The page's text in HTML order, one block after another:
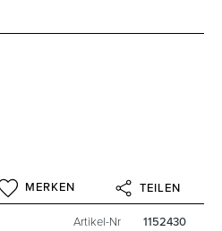
MERKEN TEILEN
Artikel-Nr 1152430